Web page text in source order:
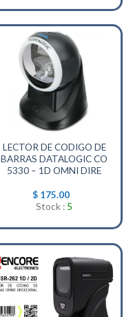
LECTOR DE CODIGO DE
BARRAS DATALOGIC CO
5330 – 1D OMNI DIRE
$175.00
Stock : 5